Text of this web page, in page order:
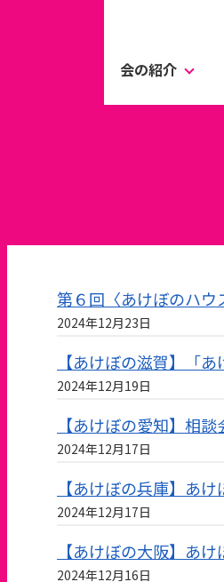
会の紹介
第６回〈あけぼのハ
2024年12月23日
【あけぼの滋賀】「
2024年12月19日
【あけぼの愛知】相
2024年12月17日
【あけぼの兵庫】あ
2024年12月17日
【あけぼの大阪】あ
2024年12月16日